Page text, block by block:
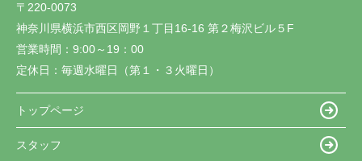
〒220-0073
神奈川県横浜市西区岡野１丁目16-16 第２梅沢ビル５F
営業時間： 9:00～19：00
定休日： 毎週水曜日（第１・３火曜日）
トップページ
スタッフ